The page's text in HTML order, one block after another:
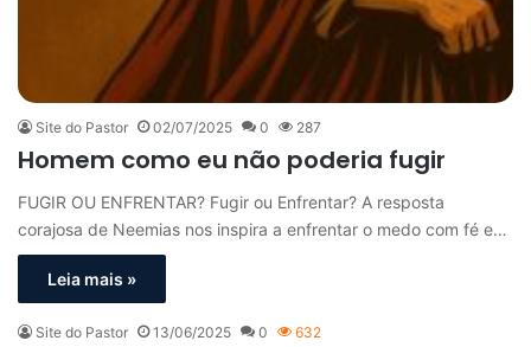
Site do Pastor 02/07/2025 0 287
Homem como eu não poderia fugir
FUGIR OU ENFRENTAR? Fugir ou Enfrentar? A resposta
corajosa de Neemias nos inspira a enfrentar o medo com fé e…
Leia mais »
Site do Pastor 13/06/2025 0 632